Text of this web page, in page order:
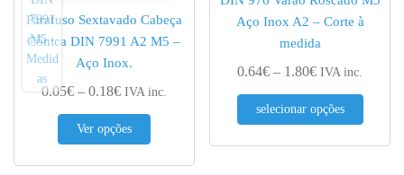
Parafuso Sextavado Cabeça
Cónica DIN 7991 A2 M5 –
Aço Inox.
0.05€ – 0.18€Price range: 0.05€ through 0.18€
IVA inc.
Ver opções
This product has multiple variants. The options
Aço Inox A2 – Corte à
medida
0.64€ – 1.80€Price range:
IVA inc.
selecionar opções
This